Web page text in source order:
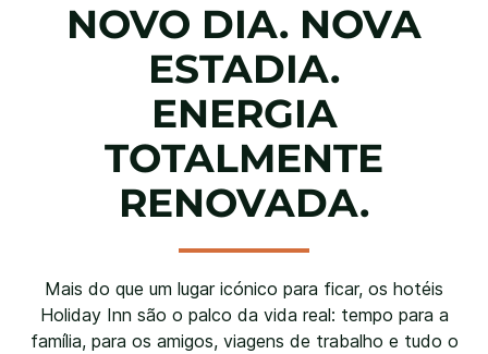
NOVO DIA. NOVA
ESTADIA.
ENERGIA
TOTALMENTE
RENOVADA.
Mais do que um lugar icónico para ficar, os hotéis
Holiday Inn são o palco da vida real: tempo para a
família, para os amigos, viagens de trabalho e tudo o